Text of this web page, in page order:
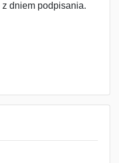
dniem podpisania.